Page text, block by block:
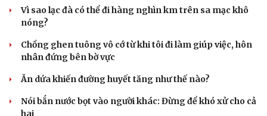
Vì sao lạc đà có thể đi hàng nghìn km trên sa mạc khô
nóng?
Chồng ghen tuông vô cớ từ khi tôi đi làm giúp việc, hôn
nhân đứng bên bờ vực
Ăn dứa khiến đường huyết tăng như thế nào?
Nói bắn nước bọt vào người khác: Đừng để khó xử cho cả
hai